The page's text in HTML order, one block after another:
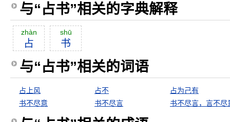
与“占书”相关的字典解释
zhàn
占
shū
书
与“占书”相关的词语
占上风 占不
占为己有
书不尽意
书不尽言 书不尽言，言不尽